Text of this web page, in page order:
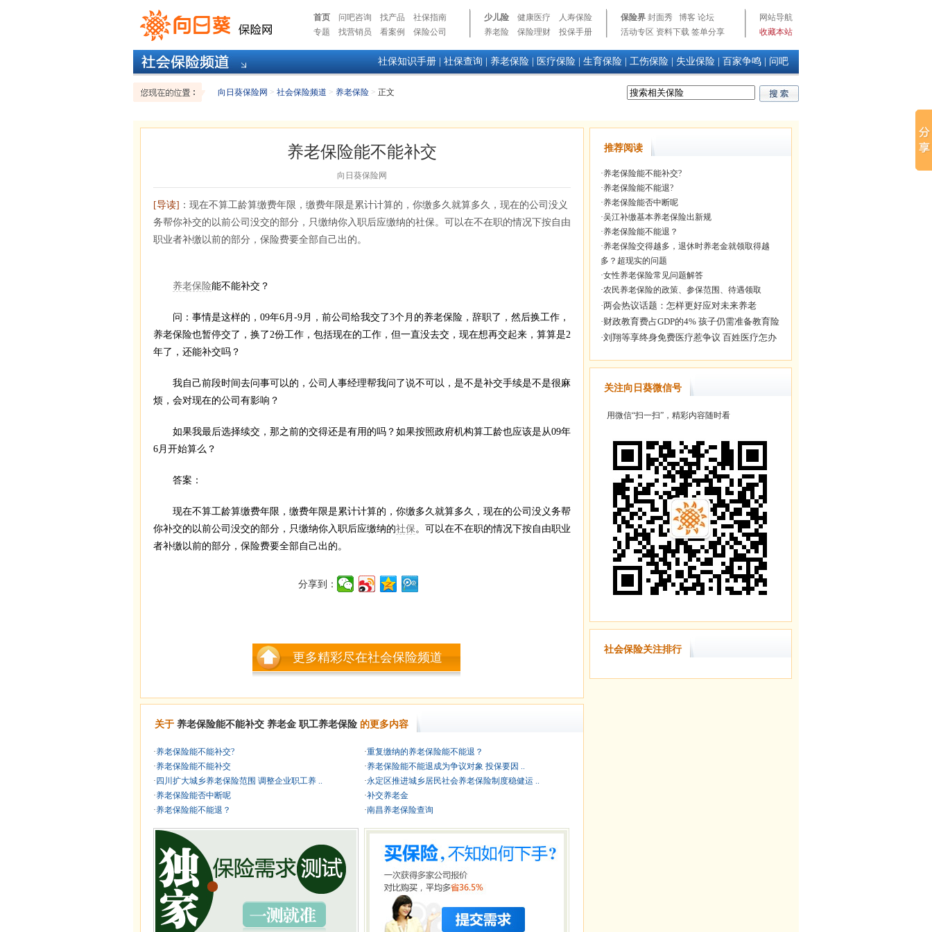
首页 问吧咨询 找产品
社保指南
专题
找营销员 看案例 保险公司
少儿险 健康医疗
人寿保险
养老险
保险理财 投保手册
保险界 封面秀 博客 论坛
活动专区 资料下载 签单分享
网站导航
收藏本站
社保知识手册 社保查询 养老保险 医疗保险 生育保险 工伤保险 失业保险 百家争鸣 问吧
向日葵保险网 > 社会保险频道 > 养老保险 > 正文
养老保险能不能补交
向日葵保险网
[导读] ：现在不算工龄算缴费年限，缴费年限是累计计算的，你缴多久就算多久，现在的公司没义
务帮你补交的以前公司没交的部分，只缴纳你入职后应缴纳的社保。可以在不在职的情况下按自由
职业者补缴以前的部分，保险费要全部自己出的。
养老保险能不能补交？
问：事情是这样的，09年6月-9月，前公司给我交了3个月的养老保险，辞职了，然后换工作，
养老保险也暂停交了，换了2份工作，包括现在的工作，但一直没去交，现在想再交起来，算算是2
年了，还能补交吗？
我自己前段时间去问事可以的，公司人事经理帮我问了说不可以，是不是补交手续是不是很麻
烦，会对现在的公司有影响？
如果我最后选择续交，那之前的交得还是有用的吗？如果按照政府机构算工龄也应该是从09年
6月开始算么？
答案：
现在不算工龄算缴费年限，缴费年限是累计计算的，你缴多久就算多久，现在的公司没义务帮
你补交的以前公司没交的部分，只缴纳你入职后应缴纳的社保。可以在不在职的情况下按自由职业
者补缴以前的部分，保险费要全部自己出的。
分享到：
更多精彩尽在社会保险频道
关于 养老保险能不能补交 养老金 职工养老保险 的更多内容
·养老保险能不能补交?
·养老保险能不能补交
· 四川扩大城乡养老保险范围 调整企业职工养 ..
·养老保险能否中断呢
·养老保险能不能退？
·重复缴纳的养老保险能不能退？
·养老保险能不能退成为争议对象 投保要因 ..
·永定区推进城乡居民社会养老保险制度稳健运 ..
·补交养老金
·南昌养老保险查询
推荐阅读
·养老保险能不能补交?
·养老保险能不能退?
·养老保险能否中断呢
·吴江补缴基本养老保险出新规
·养老保险能不能退？
·养老保险交得越多，退休时养老金就领取得越
多？超现实的问题
·女性养老保险常见问题解答
·农民养老保险的政策、参保范围、待遇领取
关注向日葵微信号
用微信“扫一扫”，精彩内容随时看
社会保险关注排行